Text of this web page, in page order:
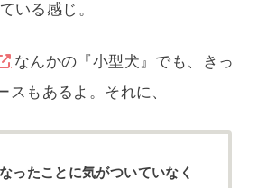
いる感じ。
なんかの『小型犬』でも、きっ
もあるよ。それに、
ったことに気がついていなく